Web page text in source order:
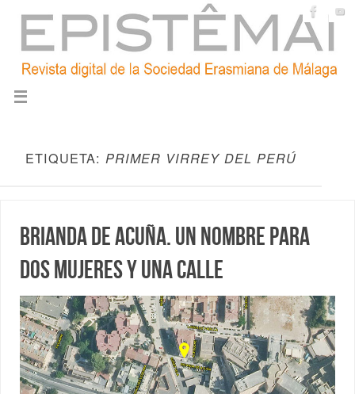
ETIQUETA: PRIMER VIRREY DEL PERÚ
Brianda de Acuña. Un nombre para
dos mujeres y una calle